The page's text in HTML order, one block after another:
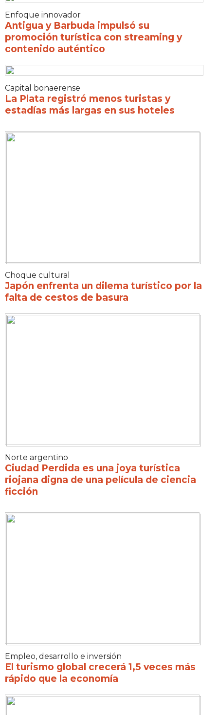
Enfoque innovador
Antigua y Barbuda impulsó su
promoción turística con streaming y
contenido auténtico
Capital bonaerense
La Plata registró menos turistas y
estadías más largas en sus hoteles
Choque cultural
Japón enfrenta un dilema turístico por la
falta de cestos de basura
Norte argentino
Ciudad Perdida es una joya turística
riojana digna de una película de ciencia
ficción
Empleo, desarrollo e inversión
El turismo global crecerá 1,5 veces más
rápido que la economía